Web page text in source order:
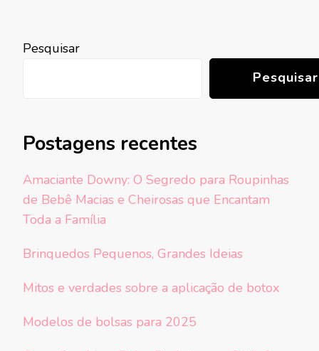
Pesquisar
Pesquisar
Postagens recentes
Amaciante Downy: O Segredo para Roupinhas
de Bebê Macias e Cheirosas que Encantam
Toda a Família
Brinquedos Pequenos, Grandes Ideias
Mitos e verdades sobre a aplicação de botox
Modelos de bolsas para 2025